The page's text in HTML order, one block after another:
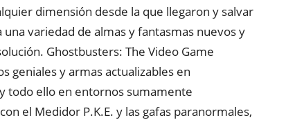
dimensión desde la que llegaron y salvar
variedad de almas y fantasmas nuevos y
Ghostbusters: The Video Game
geniales y armas actualizables en
todo ello en entornos sumamente
el Medidor P.K.E. y las gafas paranormales,